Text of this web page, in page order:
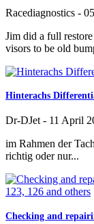
Racediagnostics -
Jim did a full
visors to be old
Hinterachs
Dr-DJet - 11 April
im Rahmen der
richtig oder nur...
Checking and